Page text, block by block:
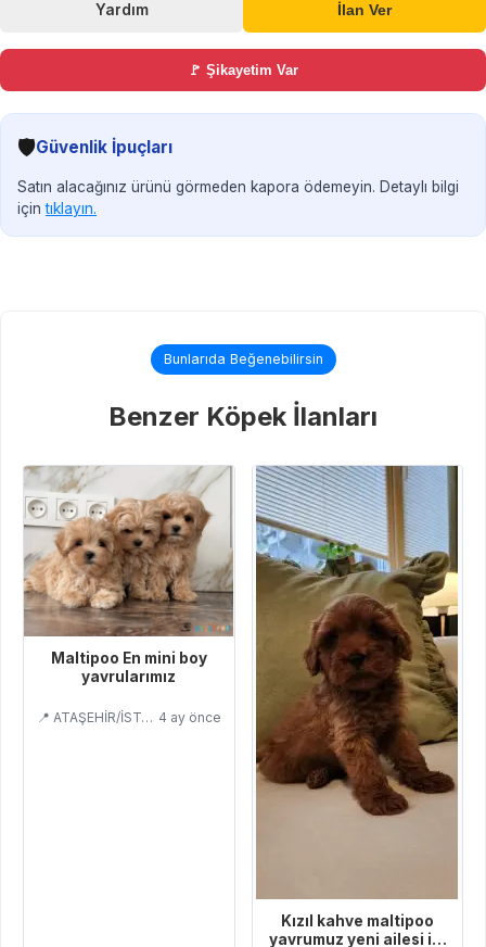
Yardım İlan Ver
🚩 Şikayetim Var
🛡️Güvenlik İpuçları
Satın alacağınız ürünü görmeden kapora ödemeyin. Detaylı bilgi
içintıklayın.
Bunlarıda Beğenebilirsin
Benzer Köpek İlanları
Maltipoo En mini boy
yavrularımız
📍 ATAŞEHİR/İSTANBUL 4 ay önce
Kızıl kahve maltipoo
yavrumuz yeni ailesi ile